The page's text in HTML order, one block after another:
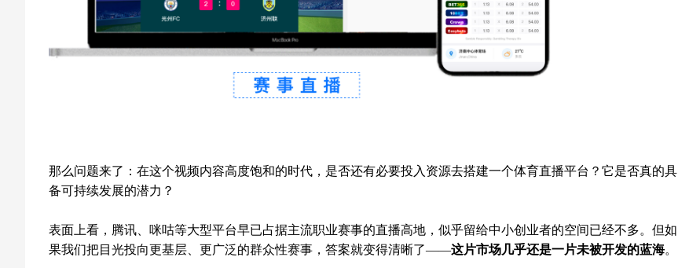
那么问题来了：在这个视频内容高度饱和的时代，是否还有必要投入资源去搭建一个体育直播平台？它是否真的具
备可持续发展的潜力？
表面上看，腾讯、咪咕等大型平台早已占据主流职业赛事的直播高地，似乎留给中小创业者的空间已经不多。但如
果我们把目光投向更基层、更广泛的群众性赛事，答案就变得清晰了——这片市场几乎还是一片未被开发的蓝海。